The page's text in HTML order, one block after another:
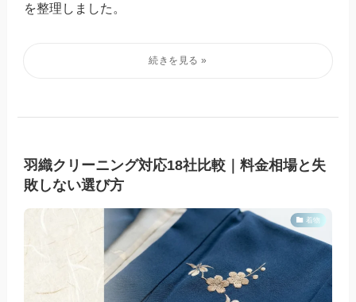
を整理しました。
羽織クリーニング対応18社比較｜料金相場と失
敗しない選び方
着物